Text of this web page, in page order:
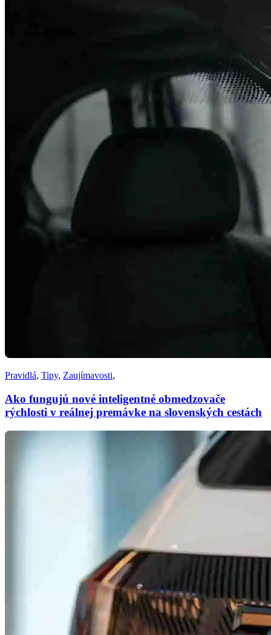
Pravidlá, Tipy, Zaujímavosti,
Ako fungujú nové inteligentné obmedzovače
rýchlosti v reálnej premávke na slovenských cestách